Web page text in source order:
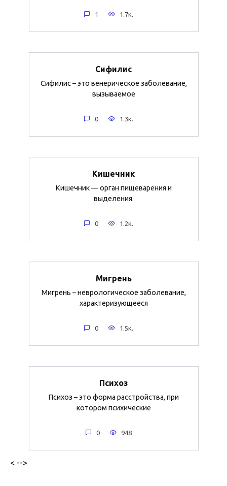
1 1.7к.
Сифилис
Сифилис – это венерическое заболевание,
вызываемое
0 1.3к.
Кишечник
Кишечник — орган пищеварения и
выделения.
0 1.2к.
Мигрень
Мигрень – неврологическое заболевание,
характеризующееся
0 1.5к.
Психоз
Психоз – это форма расстройства, при
котором психические
0 948
< -->